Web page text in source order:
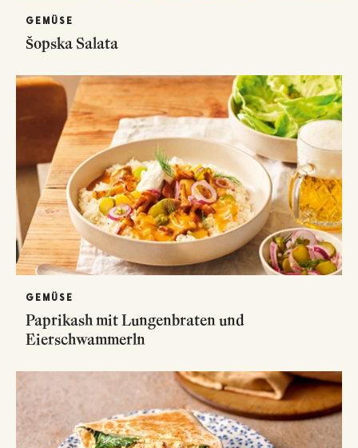
GEMÜSE
Šopska Salata
GEMÜSE
Paprikash mit Lungenbraten und
Eierschwammerln